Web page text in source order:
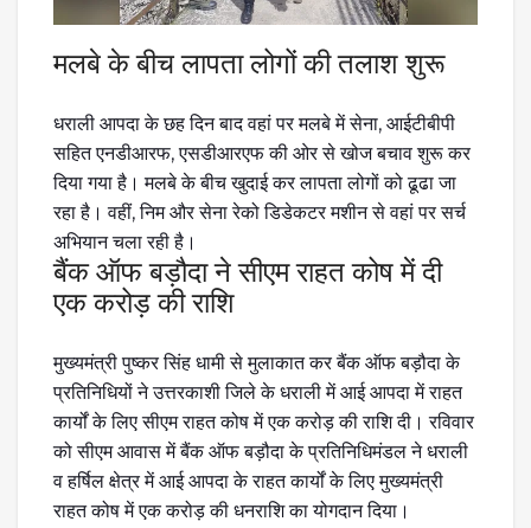
मलबे के बीच लापता लोगों की तलाश शुरू
धराली आपदा के छह दिन बाद वहां पर मलबे में सेना, आईटीबीपी
सहित एनडीआरफ, एसडीआरएफ की ओर से खोज बचाव शुरू कर
दिया गया है। मलबे के बीच खुदाई कर लापता लोगों को ढूढा जा
रहा है। वहीं, निम और सेना रेको डिडेकटर मशीन से वहां पर सर्च
अभियान चला रही है।
बैंक ऑफ बड़ौदा ने सीएम राहत कोष में दी
एक करोड़ की राशि
मुख्यमंत्री पुष्कर सिंह धामी से मुलाकात कर बैंक ऑफ बड़ौदा के
प्रतिनिधियों ने उत्तरकाशी जिले के धराली में आई आपदा में राहत
कार्यों के लिए सीएम राहत कोष में एक करोड़ की राशि दी। रविवार
को सीएम आवास में बैंक ऑफ बड़ौदा के प्रतिनिधिमंडल ने धराली
व हर्षिल क्षेत्र में आई आपदा के राहत कार्यों के लिए मुख्यमंत्री
राहत कोष में एक करोड़ की धनराशि का योगदान दिया।